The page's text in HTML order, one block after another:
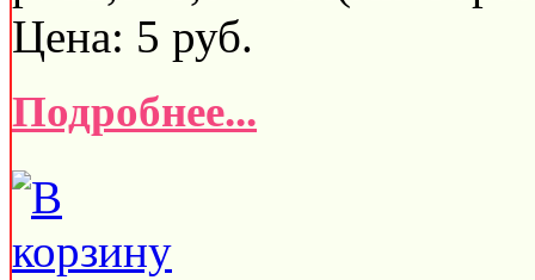
Цена: 5 руб.
Подробнее...